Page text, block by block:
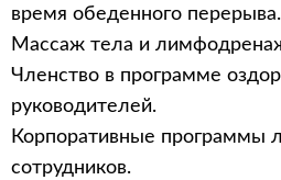
время обеденного перерыва.
Массаж тела и
Членство в программе
руководителей.
Корпоративные программы
сотрудников.